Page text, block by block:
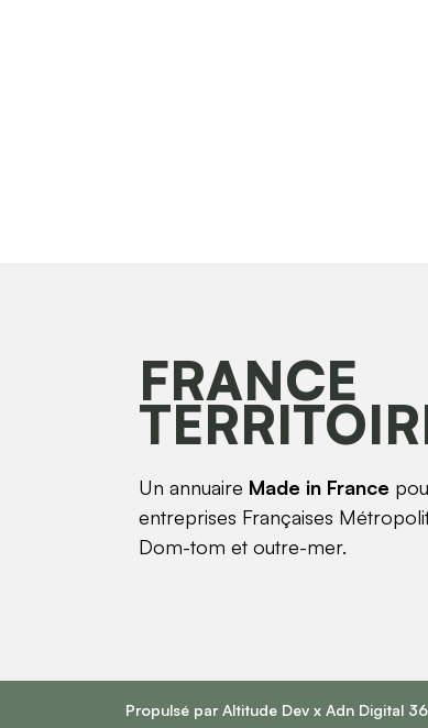
FRANCE
Un annuaire Made in France
entreprises Françaises
Dom-tom et outre-mer.
Propulsé par Altitude Dev x Adn Digital